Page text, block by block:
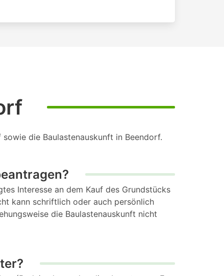
die Baulastenauskunft in Beendorf.
Interesse an dem Kauf des Grundstücks
kann schriftlich oder auch persönlich
die Baulastenauskunft nicht